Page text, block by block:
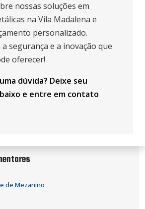
nossas soluções em
na Vila Madalena e
personalizado.
segurança e a inovação que
oferecer!
dúvida? Deixe seu
e entre em contato
de Mezanino